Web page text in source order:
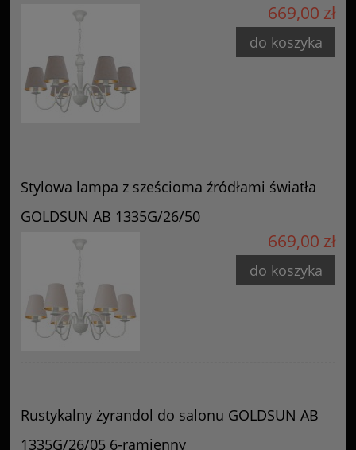
669,00 zł
do koszyka
Stylowa lampa z sześcioma źródłami światła
GOLDSUN AB 1335G/26/50
669,00 zł
do koszyka
Rustykalny żyrandol do salonu GOLDSUN AB
1335G/26/05 6-ramienny